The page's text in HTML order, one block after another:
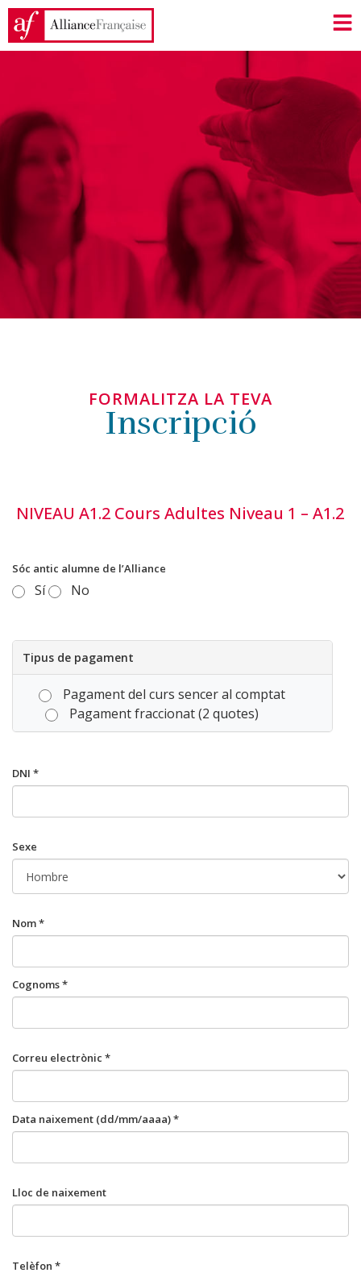
FORMALITZA LA TEVA
Inscripció
NIVEAU A1.2 Cours Adultes Niveau 1 – A1.2
Sóc antic alumne de l’Alliance
Sí No
Tipus de pagament
Pagament del curs sencer al comptat
Pagament fraccionat (2 quotes)
DNI *
Sexe
Nom *
Cognoms *
Correu electrònic *
Data naixement (dd/mm/aaaa) *
Lloc de naixement
Telèfon *